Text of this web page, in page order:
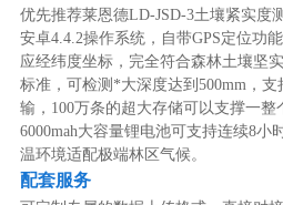
优先推荐莱恩德LD-JSD-3土壤紧实度
安卓4.4.2操作系统，自带GPS定位功
应经纬度坐标，完全符合森林土壤坚
标准，可检测*大深度达到500mm，
输，100万条的超大存储可以支撑一整
6000mah大容量锂电池可支持连续8
温环境适配极端林区气候。
配套服务